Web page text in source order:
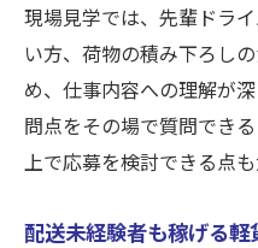
現場見学では、先輩ドラ
い方、荷物の積み下ろし
め、仕事内容への理解が
問点をその場で質問でき
上で応募を検討できる点も
配送未経験者も稼げる